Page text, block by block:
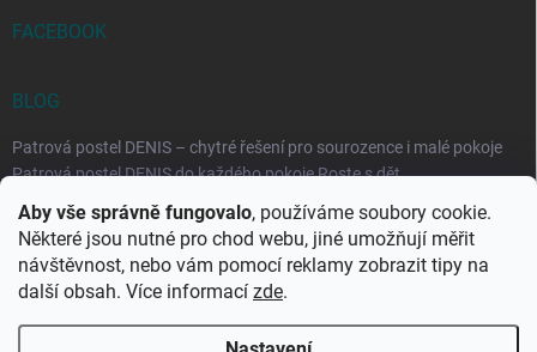
Aby vše správně fungovalo, používáme soubory cookie.
Některé jsou nutné pro chod webu, jiné umožňují měřit
návštěvnost, nebo vám pomocí reklamy zobrazit tipy na
další obsah. Více informací zde.
FACEBOOK
BLOG
Patrová postel DENIS – chytré řešení pro sourozence i malé pokoje
Patrová postel DENIS do každého pokoje Roste s dět...
Rozkládací postele RELAX – ideální řešení pro malé prostory i
každodenní spaní
Rozkládací postel, která se přizpůsobí vašemu živo...